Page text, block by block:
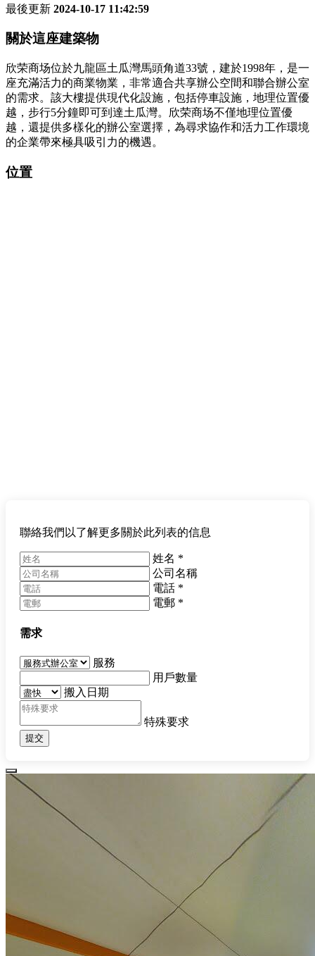
最後更新 2024-10-17 11:42:59
關於這座建築物
欣荣商场位於九龍區土瓜灣馬頭角道33號，建於1998年，是一
座充滿活力的商業物業，非常適合共享辦公空間和聯合辦公室
的需求。該大樓提供現代化設施，包括停車設施，地理位置優
越，步行5分鐘即可到達土瓜灣。欣荣商场不僅地理位置優
越，還提供多樣化的辦公室選擇，為尋求協作和活力工作環境
的企業帶來極具吸引力的機遇。
位置
聯絡我們以了解更多關於此列表的信息
姓名 *
公司名稱
電話 *
電郵 *
需求
服務
用戶數量
搬入日期
特殊要求
提交